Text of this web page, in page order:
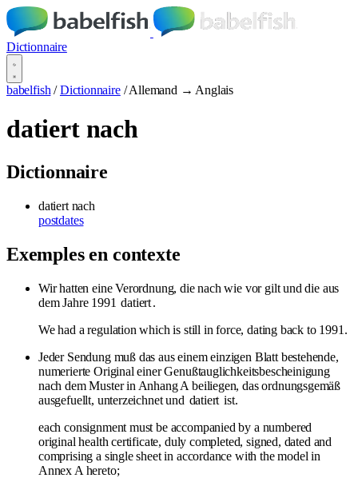
Dictionnaire
babelfish / Dictionnaire / Allemand → Anglais
datiert nach
Dictionnaire
datiert nach
postdates
Exemples en contexte
Wir hatten eine Verordnung, die nach wie vor gilt und die aus
dem Jahre 1991 datiert.
We had a regulation which is still in force, dating back to 1991.
Jeder Sendung muß das aus einem einzigen Blatt bestehende,
numerierte Original einer Genußtauglichkeitsbescheinigung
nach dem Muster in Anhang A beiliegen, das ordnungsgemäß
ausgefuellt, unterzeichnet und datiert ist.
each consignment must be accompanied by a numbered
original health certificate, duly completed, signed, dated and
comprising a single sheet in accordance with the model in
Annex A hereto;